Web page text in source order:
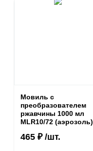
Мовиль с
преобразователем
ржавчины 1000 мл
MLR10/72 (аэрозоль)
465 ₽ /шт.